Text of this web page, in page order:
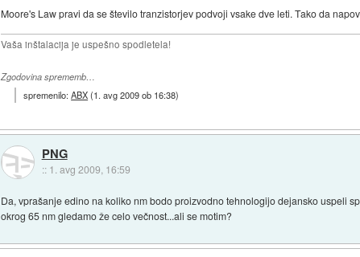
Moore's Law pravi da se število tranzistorjev podvoji vsake dve leti. Tako da
Vaša inštalacija je uspešno spodletela!
Zgodovina sprememb…
spremenilo:ABX(1. avg 2009 ob 16:38)
PNG
:: 1. avg 2009, 16:59
Da, vprašanje edino na koliko nm bodo proizvodno tehnologijo dejansko uspeli
okrog 65 nm gledamo že celo večnost...ali se motim?